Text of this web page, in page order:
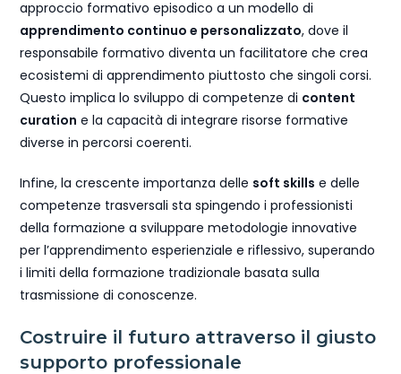
approccio formativo episodico a un modello di
apprendimento continuo e personalizzato, dove il
responsabile formativo diventa un facilitatore che crea
ecosistemi di apprendimento piuttosto che singoli corsi.
Questo implica lo sviluppo di competenze di content
curation e la capacità di integrare risorse formative
diverse in percorsi coerenti.
Infine, la crescente importanza delle soft skills e delle
competenze trasversali sta spingendo i professionisti
della formazione a sviluppare metodologie innovative
per l’apprendimento esperienziale e riflessivo, superando
i limiti della formazione tradizionale basata sulla
trasmissione di conoscenze.
Costruire il futuro attraverso il giusto
supporto professionale